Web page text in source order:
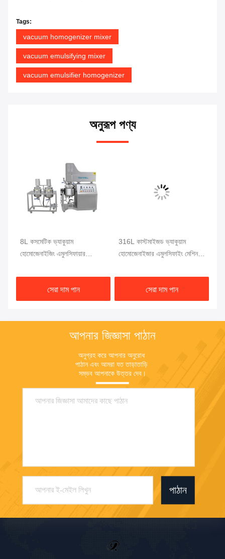
Tags:
vacuum homogenizer mixer
vacuum emulsifying mixer
vacuum emulsifier homogenizer
অনুরূপ পণ্য
8L কসমেটিক ভ্যাকুয়াম
হোমোজেনাইজিং এমুলসিফায়ার
মিশ্রণকারী
সেরা দাম পান
316L কাস্টমাইজড ভ্যাকুয়াম
হোমোজেনাইজার এমুলসিফাইং মেশিন
সেরা দাম পান
আপনার জিজ্ঞাসা পাঠান
অনুগ্রহ করে আপনার অনুরোধ
পাঠান এবং আমরা যত তাড়াতাড়ি
সম্ভব আপনাকে উত্তর দেব।
পাঠান